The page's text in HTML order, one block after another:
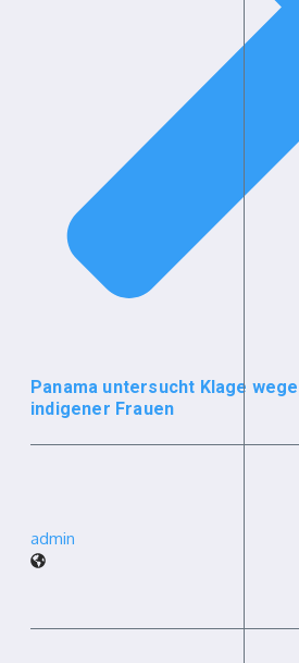
Panama untersucht Klage
indigener Frauen
admin